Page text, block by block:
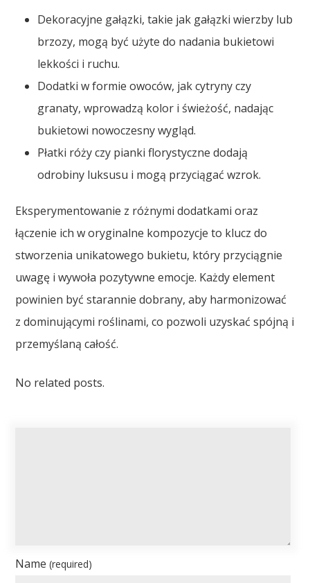
Dekoracyjne gałązki, takie jak gałązki wierzby lub
brzozy, mogą być użyte do nadania bukietowi
lekkości i ruchu.
Dodatki w formie owoców, jak cytryny czy
granaty, wprowadzą kolor i świeżość, nadając
bukietowi nowoczesny wygląd.
Płatki róży czy pianki florystyczne dodają
odrobiny luksusu i mogą przyciągać wzrok.
Eksperymentowanie z różnymi dodatkami oraz
łączenie ich w oryginalne kompozycje to klucz do
stworzenia unikatowego bukietu, który przyciągnie
uwagę i wywoła pozytywne emocje. Każdy element
powinien być starannie dobrany, aby harmonizować
z dominującymi roślinami, co pozwoli uzyskać spójną i
przemyślaną całość.
No related posts.
Name(required)